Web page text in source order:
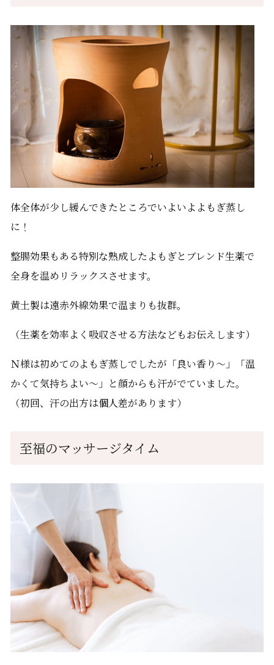
体全体が少し緩んできたところでいよいよよもぎ蒸し
に！
整腸効果もある特別な熟成したよもぎとブレンド生薬で
全身を温めリラックスさせます。
黄土製は遠赤外線効果で温まりも抜群。
（生薬を効率よく吸収させる方法などもお伝えします）
Ｎ様は初めてのよもぎ蒸しでしたが「良い香り～」「温
かくて気持ちよい～」と顔からも汗がでていました。
（初回、汗の出方は個人差があります）
至福のマッサージタイム